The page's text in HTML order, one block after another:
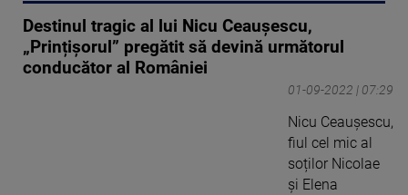
Destinul tragic al lui Nicu Ceaușescu,
„Prințișorul” pregătit să devină următorul
conducător al României
01-09-2022 | 07:29
Nicu Ceaușescu,
fiul cel mic al
soților Nicolae
și Elena